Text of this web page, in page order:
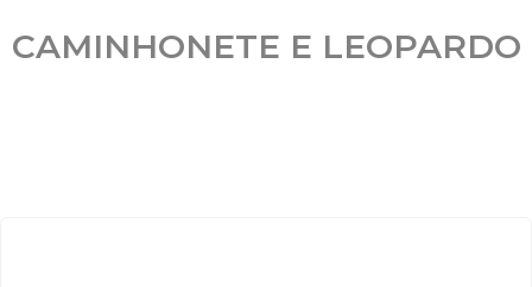
CAMINHONETE E LEOPARDO